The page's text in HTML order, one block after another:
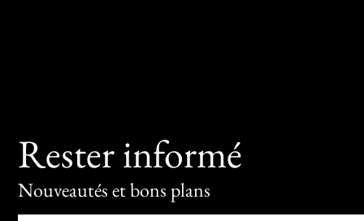
Rester informé
Nouveautés et bons plans